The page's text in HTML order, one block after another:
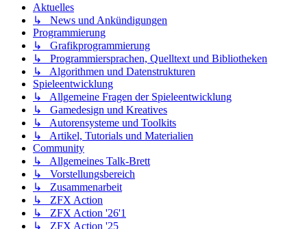
Aktuelles
↳ News und Ankündigungen
Programmierung
↳ Grafikprogrammierung
↳ Programmiersprachen, Quelltext und Bibliotheken
↳ Algorithmen und Datenstrukturen
Spieleentwicklung
↳ Allgemeine Fragen der Spieleentwicklung
↳ Gamedesign und Kreatives
↳ Autorensysteme und Toolkits
↳ Artikel, Tutorials und Materialien
Community
↳ Allgemeines Talk-Brett
↳ Vorstellungsbereich
↳ Zusammenarbeit
↳ ZFX Action
↳ ZFX Action '26'1
↳ ZFX Action '25